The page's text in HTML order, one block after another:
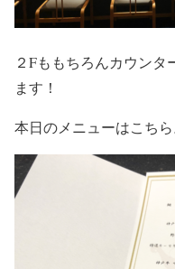
２Fももちろんカウンタ
ます！
本日のメニューはこちら